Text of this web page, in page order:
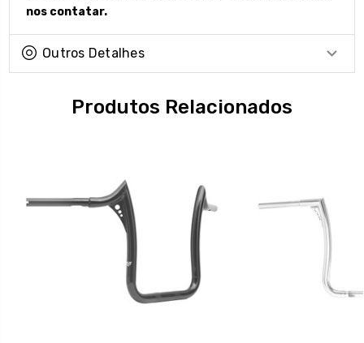
nos contatar.
Outros Detalhes
Produtos Relacionados